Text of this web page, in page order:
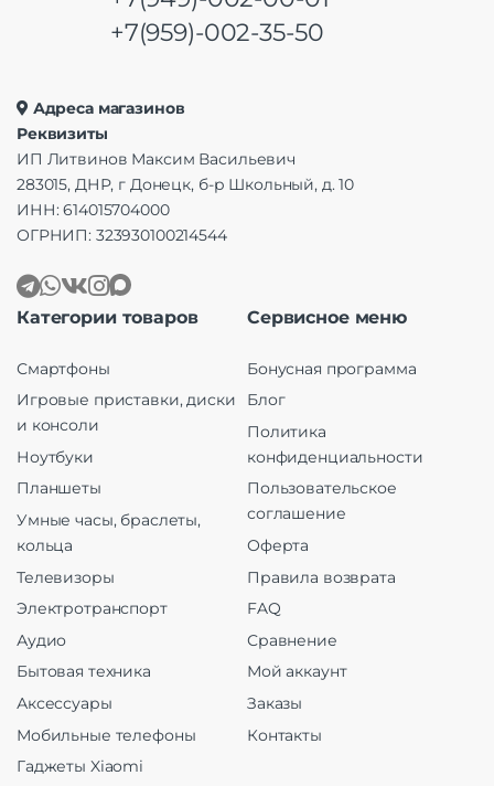
+7(959)-002-35-50
Адреса магазинов
Реквизиты
ИП Литвинов Максим Васильевич
283015, ДНР, г Донецк, б-р Школьный, д. 10
ИНН: 614015704000
ОГРНИП: 323930100214544
Категории товаров
Смартфоны
Игровые приставки, диски
и консоли
Ноутбуки
Планшеты
Умные часы, браслеты,
кольца
Телевизоры
Электротранспорт
Аудио
Бытовая техника
Аксессуары
Мобильные телефоны
Гаджеты Xiaomi
Сервисное меню
Бонусная программа
Блог
Политика
конфиденциальности
Пользовательское
соглашение
Оферта
Правила возврата
FAQ
Сравнение
Мой аккаунт
Заказы
Контакты